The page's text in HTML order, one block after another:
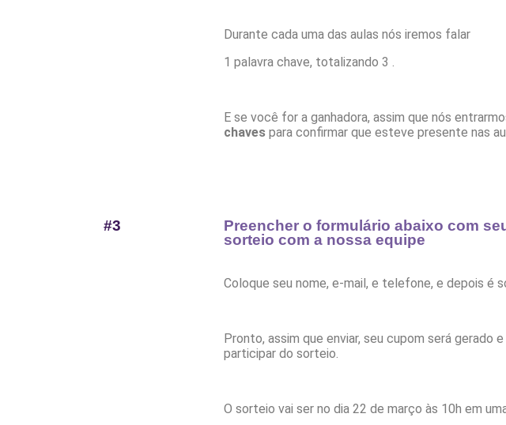
Durante cada uma das aulas nós iremos falar
1 palavra chave, totalizando 3 .
E se você for a ganhadora, assim que nós
chaves para confirmar que esteve presente nas
#3 Preencher o formulário abaixo com
sorteio com a nossa equipe
Coloque seu nome, e-mail, e telefone, e depois é
Pronto, assim que enviar, seu cupom será
participar do sorteio.
O sorteio vai ser no dia 22 de março às 10h em